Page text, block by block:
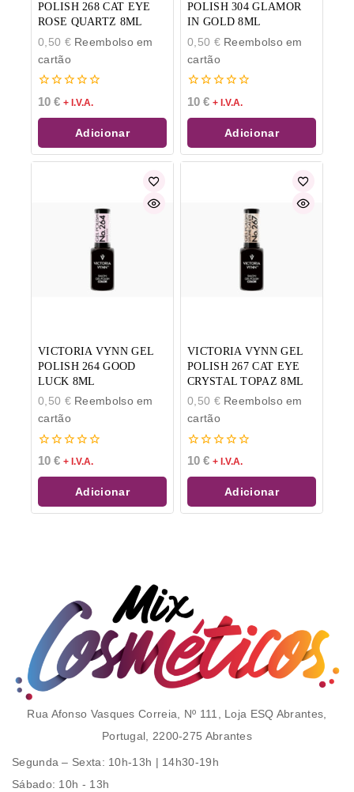
POLISH 268 CAT EYE
ROSE QUARTZ 8ML
0,50 €Reembolso em
cartão
0
de
5
10 € + I.V.A.
Adicionar
POLISH 304 GLAMOR
IN GOLD 8ML
0,50 €Reembolso em
cartão
0
de
5
10 € + I.V.A.
Adicionar
VICTORIA VYNN GEL
POLISH 264 GOOD
LUCK 8ML
0,50 €Reembolso em
cartão
0
de
5
10 € + I.V.A.
Adicionar
VICTORIA VYNN GEL
POLISH 267 CAT EYE
CRYSTAL TOPAZ 8ML
0,50 €Reembolso em
cartão
0
de
5
10 € + I.V.A.
Adicionar
Rua Afonso Vasques Correia, Nº 111, Loja ESQ Abrantes,
Portugal, 2200-275 Abrantes
Segunda – Sexta: 10h-13h | 14h30-19h
Sábado: 10h - 13h